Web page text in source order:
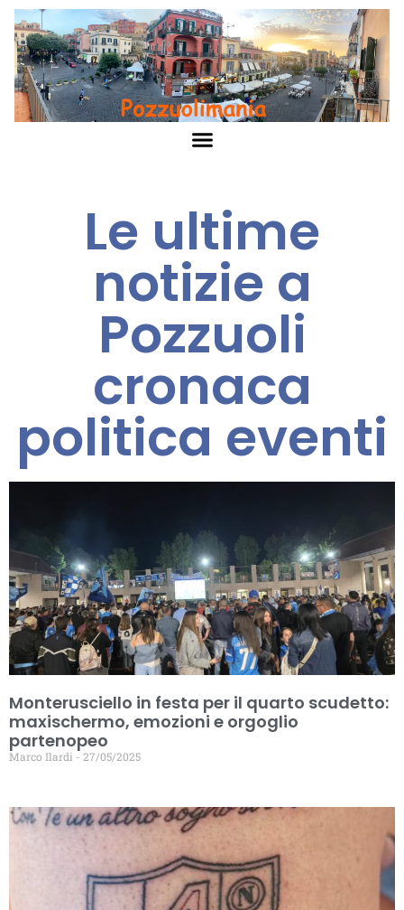
Le ultime
notizie a
Pozzuoli
cronaca
politica eventi
Monterusciello in festa per il quarto scudetto:
maxischermo, emozioni e orgoglio
partenopeo
Marco Ilardi 27/05/2025